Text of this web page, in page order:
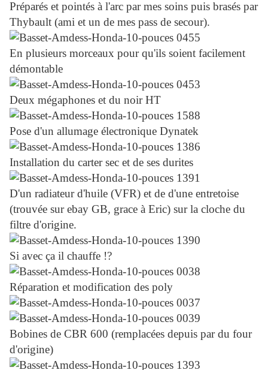
Préparés et pointés à l'arc par mes soins puis brasés par
Thybault (ami et un de mes pass de secour).
En plusieurs morceaux pour qu'ils soient facilement
démontable
Deux mégaphones et du noir HT
Pose d'un allumage électronique Dynatek
Installation du carter sec et de ses durites
D'un radiateur d'huile (VFR) et de d'une entretoise
(trouvée sur ebay GB, grace à Eric) sur la cloche du
filtre d'origine.
Si avec ça il chauffe !?
Réparation et modification des poly
Bobines de CBR 600 (remplacées depuis par du four
d'origine)